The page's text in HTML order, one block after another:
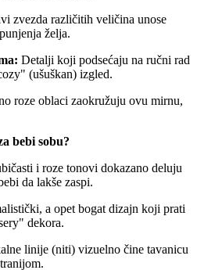
zvezda različitih veličina unose
želja.
Detalji koji podsećaju na ručni rad
(ušuškan) izgled.
roze oblaci zaokružuju ovu mirnu,
bebi sobu?
i roze tonovi dokazano deluju
da lakše zaspi.
a opet bogat dizajn koji prati
dekora.
linije (niti) vizuelno čine tavanicu